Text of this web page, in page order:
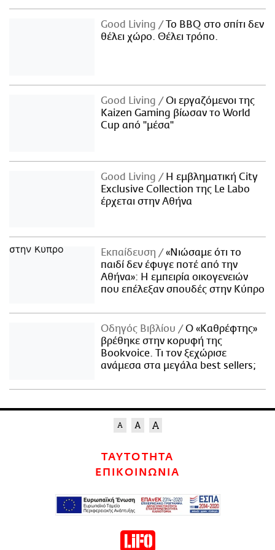
Good Living
Το BBQ στο σπίτι δεν
θέλει χώρο. Θέλει τρόπο.
Good Living
Οι εργαζόμενοι της
Kaizen Gaming βίωσαν το World
Cup από "μέσα"
Good Living
Η εμβληματική City
Exclusive Collection της Le Labo
έρχεται στην Αθήνα
Εκπαίδευση
«Νιώσαμε ότι το
παιδί δεν έφυγε ποτέ από την
Αθήνα»: Η εμπειρία οικογενειών
που επέλεξαν σπουδές στην Κύπρο
Οδηγός Βιβλίου
Ο «Καθρέφτης»
βρέθηκε στην κορυφή της
Bookvoice. Τι τον ξεχώρισε
ανάμεσα στα μεγάλα best sellers;
ΤΑΥΤΟΤΗΤΑ
ΕΠΙΚΟΙΝΩΝΙΑ